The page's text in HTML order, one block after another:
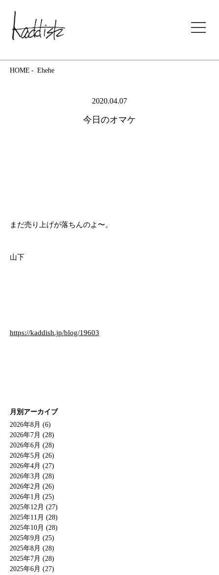
kaddish development store
HOME Ehehe
2020.04.07
今日のオマケ
まだ売り上げが落ちんのよ〜。
山下
https://kaddish.jp/blog/19603
月別アーカイブ
2026年8月 (6)
2026年7月 (28)
2026年6月 (28)
2026年5月 (26)
2026年4月 (27)
2026年3月 (28)
2026年2月 (26)
2026年1月 (25)
2025年12月 (27)
2025年11月 (28)
2025年10月 (28)
2025年9月 (25)
2025年8月 (28)
2025年7月 (28)
2025年6月 (27)